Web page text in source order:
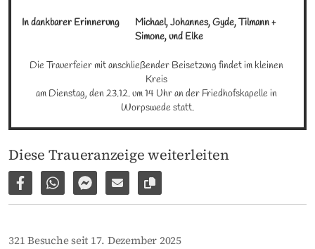
In dankbarer Erinnerung
Michael, Johannes, Gyde, Tilmann +
Simone, und Elke
Die Trauerfeier mit anschließender Beisetzung findet im kleinen
Kreis
am Dienstag, den 23.12. um 14 Uhr an der Friedhofskapelle in
Worpswede statt.
Diese Traueranzeige weiterleiten
Auf Facebook teilen
Per WhatsApp weiterleiten
Per Facebook Messenger weiterleiten
Per E-Mail versenden
Link zur Seite kopieren
321 Besuche seit 17. Dezember 2025